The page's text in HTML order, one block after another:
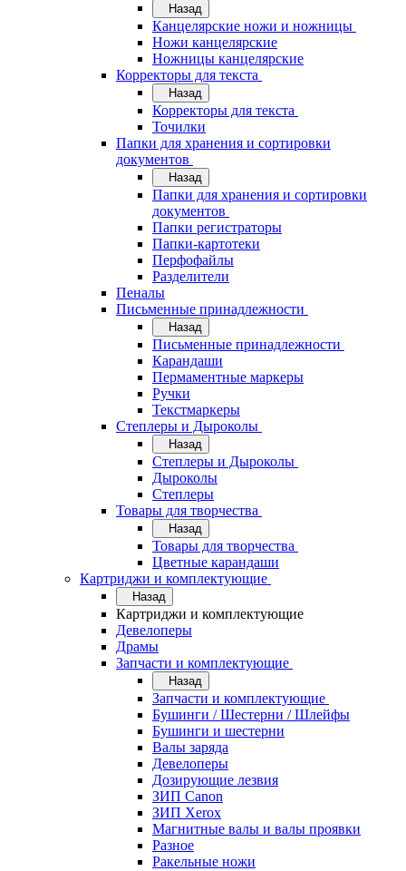
Назад
Канцелярские ножи и ножницы
Ножи канцелярские
Ножницы канцелярские
Корректоры для текста
Назад
Корректоры для текста
Точилки
Папки для хранения и сортировки
документов
Назад
Папки для хранения и сортировки
документов
Папки регистраторы
Папки-картотеки
Перфофайлы
Разделители
Пеналы
Письменные принадлежности
Назад
Письменные принадлежности
Карандаши
Пермаментные маркеры
Ручки
Текстмаркеры
Степлеры и Дыроколы
Назад
Степлеры и Дыроколы
Дыроколы
Степлеры
Товары для творчества
Назад
Товары для творчества
Цветные карандаши
Картриджи и комплектующие
Назад
Картриджи и комплектующие
Девелоперы
Драмы
Запчасти и комплектующие
Назад
Запчасти и комплектующие
Бушинги / Шестерни / Шлейфы
Бушинги и шестерни
Валы заряда
Девелоперы
Дозирующие лезвия
ЗИП Canon
ЗИП Xerox
Магнитные валы и валы проявки
Разное
Ракельные ножи